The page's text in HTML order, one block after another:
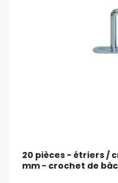
20 pièces - étriers /
mm - crochet de